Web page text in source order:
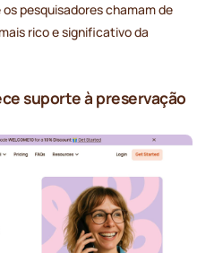
pesquisadores chamam de
rico e significativo da
suporte à preservação